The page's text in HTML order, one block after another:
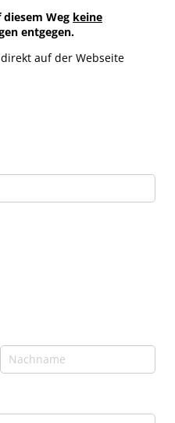
Weg keine
entgegen.
auf der Webseite